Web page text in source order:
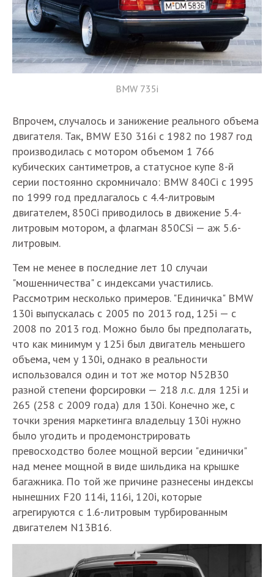
BMW 735i
Впрочем, случалось и занижение реального объема
двигателя. Так, BMW E30 316i с 1982 по 1987 год
производилась с мотором объемом 1 766
кубических сантиметров, а статусное купе 8-й
серии постоянно скромничало: BMW 840Ci c 1995
по 1999 год предлагалось с 4.4-литровым
двигателем, 850Ci приводилось в движение 5.4-
литровым мотором, а флагман 850CSi — аж 5.6-
литровым.
Тем не менее в последние лет 10 случаи
"мошенничества" с индексами участились.
Рассмотрим несколько примеров. "Единичка" BMW
130i выпускалась с 2005 по 2013 год, 125i — с
2008 по 2013 год. Можно было бы предполагать,
что как минимум у 125i был двигатель меньшего
объема, чем у 130i, однако в реальности
использовался один и тот же мотор N52B30
разной степени форсировки — 218 л.с. для 125i и
265 (258 c 2009 года) для 130i. Конечно же, с
точки зрения маркетинга владельцу 130i нужно
было угодить и продемонстрировать
превосходство более мощной версии "единички"
над менее мощной в виде шильдика на крышке
багажника. По той же причине разнесены индексы
нынешних F20 114i, 116i, 120i, которые
агрегируются с 1.6-литровым турбированным
двигателем N13B16.